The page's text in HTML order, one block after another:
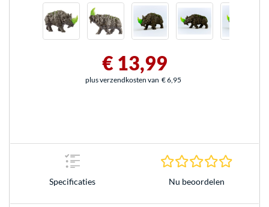
€ 13,99
plus verzendkosten van € 6,95
Specificaties Nu beoordelen